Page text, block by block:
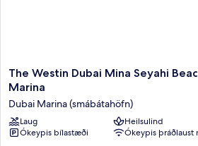
The
Westin
Mina
Seyahi
Beach
The Westin Dubai Mina Seyahi
Marina
Dubai Marina (smábátahöfn)
Laug
Heilsulind
Ókeypis bílastæði
Ókeypis þráðlaust